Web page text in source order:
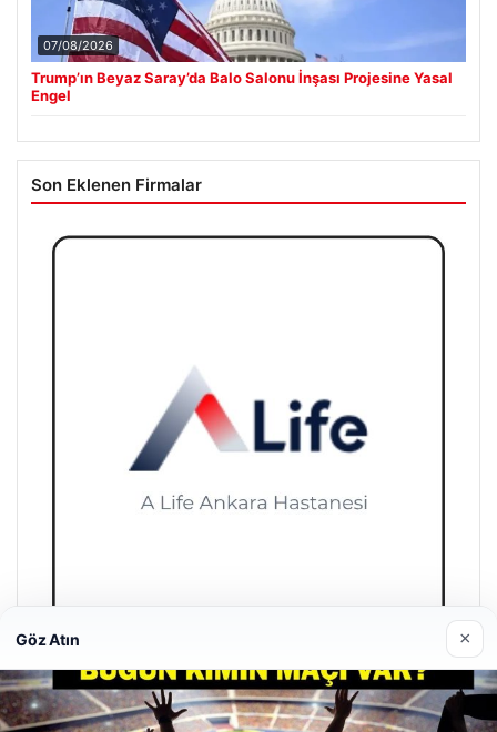
07/08/2026
Trump’ın Beyaz Saray’da Balo Salonu İnşası Projesine Yasal
Engel
Son Eklenen Firmalar
A Life Ankara Hastanesi
27/03/2026
Göz Atın ×